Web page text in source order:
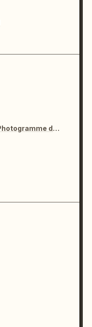
Image cinématographique / Photogramme de film